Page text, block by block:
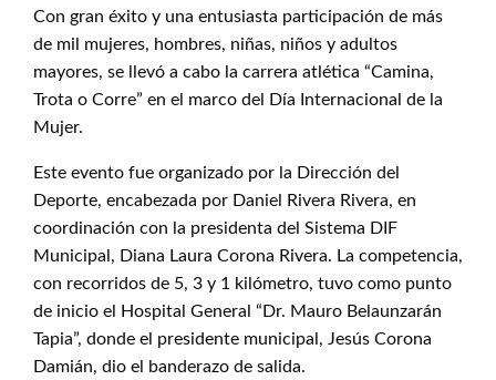
Con gran éxito y una entusiasta participación de más
de mil mujeres, hombres, niñas, niños y adultos
mayores, se llevó a cabo la carrera atlética “Camina,
Trota o Corre” en el marco del Día Internacional de la
Mujer.
Este evento fue organizado por la Dirección del
Deporte, encabezada por Daniel Rivera Rivera, en
coordinación con la presidenta del Sistema DIF
Municipal, Diana Laura Corona Rivera. La competencia,
con recorridos de 5, 3 y 1 kilómetro, tuvo como punto
de inicio el Hospital General “Dr. Mauro Belaunzarán
Tapia”, donde el presidente municipal, Jesús Corona
Damián, dio el banderazo de salida.